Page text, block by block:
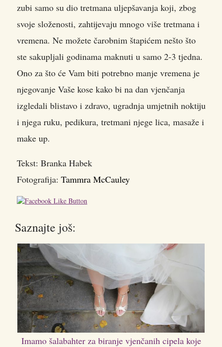
zubi samo su dio tretmana uljepšavanja koji, zbog
svoje složenosti, zahtijevaju mnogo više tretmana i
vremena. Ne možete čarobnim štapićem nešto što
ste sakupljali godinama maknuti u samo 2-3 tjedna.
Ono za što će Vam biti potrebno manje vremena je
njegovanje Vaše kose kako bi na dan vjenčanja
izgledali blistavo i zdravo, ugradnja umjetnih noktiju
i njega ruku, pedikura, tretmani njege lica, masaže i
make up.
Tekst: Branka Habek
Fotografija: Tammra McCauley
Saznajte još:
Imamo šalabahter za biranje vjenčanih cipela koje